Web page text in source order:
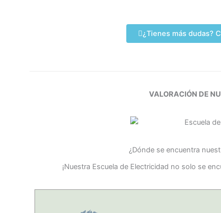
¿Tienes más dudas?
VALORACIÓN DE
¿Dónde se encuentra
¡Nuestra Escuela de Electricidad no solo se